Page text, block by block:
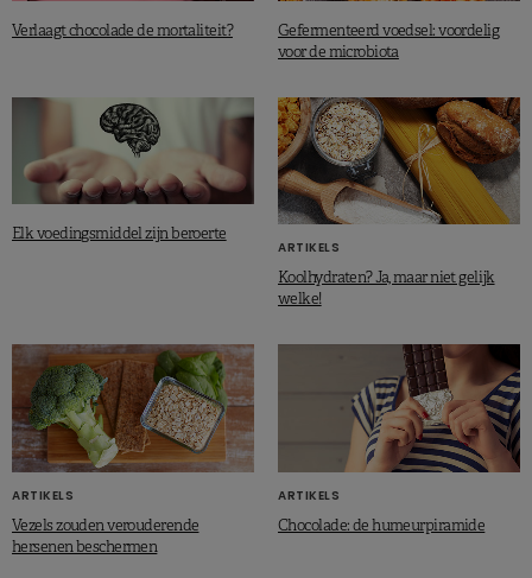
Verlaagt chocolade de mortaliteit?
Gefermenteerd voedsel: voordelig
voor de microbiota
Elk voedingsmiddel zijn beroerte
ARTIKELS
Koolhydraten? Ja, maar niet gelijk
welke!
ARTIKELS
Vezels zouden verouderende
hersenen beschermen
ARTIKELS
Chocolade: de humeurpiramide